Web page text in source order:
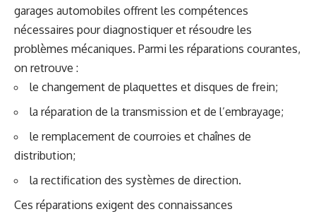
garages automobiles offrent les compétences
nécessaires pour diagnostiquer et résoudre les
problèmes mécaniques. Parmi les réparations courantes,
on retrouve :
le changement de plaquettes et disques de frein;
la réparation de la transmission et de l’embrayage;
le remplacement de courroies et chaînes de
distribution;
la rectification des systèmes de direction.
Ces réparations exigent des connaissances